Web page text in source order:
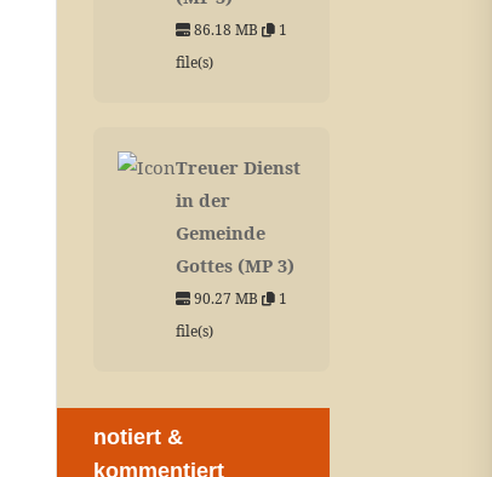
86.18 MB
1
file(s)
Treuer Dienst
in der
Gemeinde
Gottes (MP 3)
90.27 MB
1
file(s)
notiert &
kommentiert